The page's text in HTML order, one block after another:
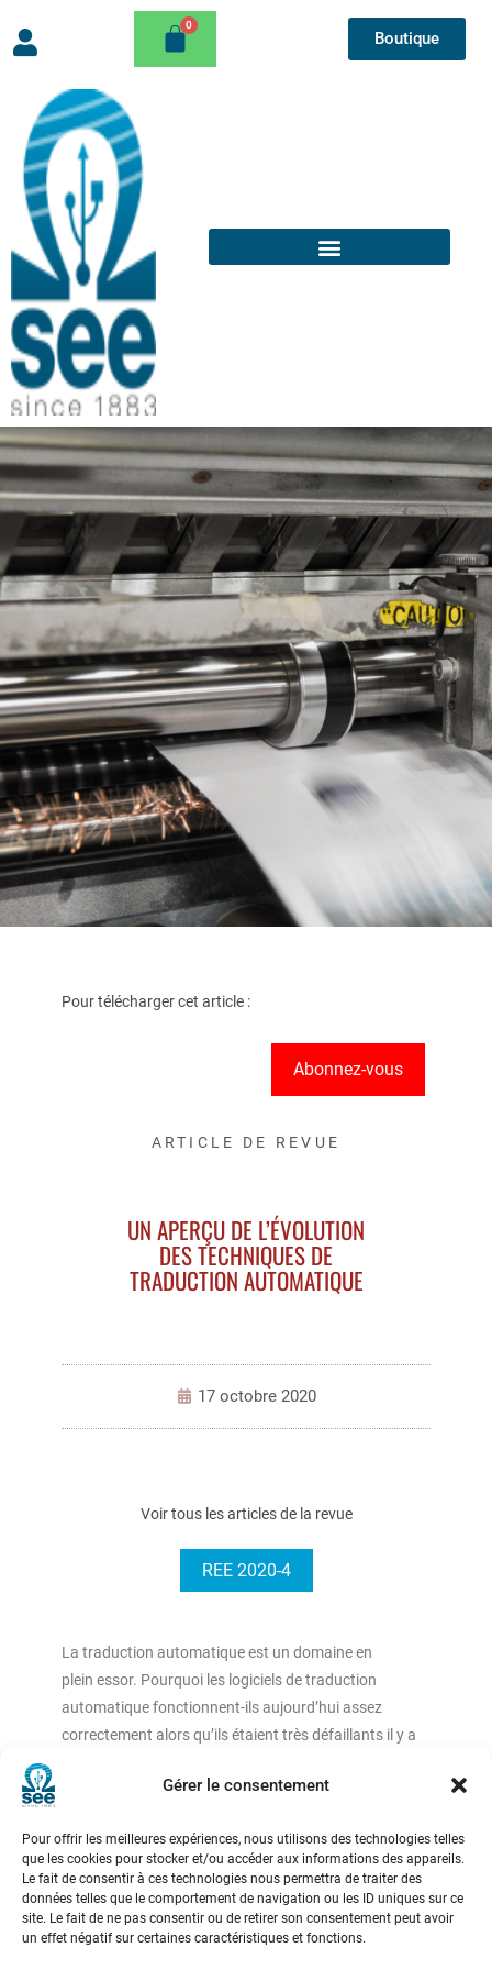
Gérer le consentement
Pour offrir les meilleures expériences, nous utilisons des technologies telles
que les cookies pour stocker et/ou accéder aux informations des appareils.
Le fait de consentir à ces technologies nous permettra de traiter des
données telles que le comportement de navigation ou les ID uniques sur ce
site. Le fait de ne pas consentir ou de retirer son consentement peut avoir
un effet négatif sur certaines caractéristiques et fonctions.
Boutique
Pour télécharger cet article :
Abonnez-vous
ARTICLE DE REVUE
UN APERÇU DE L’ÉVOLUTION
DES TECHNIQUES DE
TRADUCTION AUTOMATIQUE
17 octobre 2020
Voir tous les articles de la revue
REE 2020-4
La traduction automatique est un domaine en
plein essor. Pourquoi les logiciels de traduction
automatique fonctionnent-ils aujourd’hui assez
correctement alors qu’ils étaient très défaillants il y a
Ces logiciels comprennent-ils vraiment ce qu’ils
traduction directe de la parole spontanée d’ici
quelques années ?